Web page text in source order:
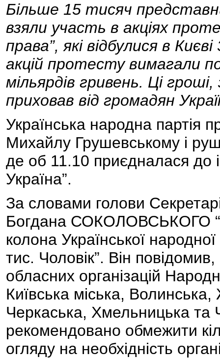
Більше 15 тисяч
взяли участь в акціях
права”, які відбулися в
акцій протесту вимагали
мільярдів гривень. Ці
приховав від громадян
Українська народна партія
Михайлу Грушевському і
де об 11.10 приєдналася до
Україна”.
За словами голови
Богдана СОКОЛОВСЬКОГО
колона Української
тис. Чоловік”. Він
обласних організацій
Київська міська,
Черкаська, Хмельницька та
рекомендовано обмежити
огляду на необхідність